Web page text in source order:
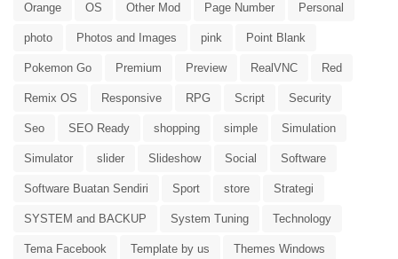
Orange OS Other Mod Page Number Personal
photo Photos and Images pink Point Blank
Pokemon Go Premium Preview RealVNC Red
Remix OS Responsive RPG Script Security
Seo SEO Ready shopping simple Simulation
Simulator slider Slideshow Social Software
Software Buatan Sendiri Sport store Strategi
SYSTEM and BACKUP System Tuning Technology
Tema Facebook Template by us Themes Windows